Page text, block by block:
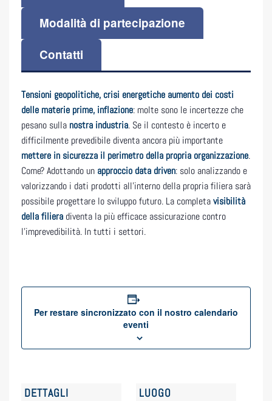
Modalità di partecipazione
Contatti
Tensioni geopolitiche, crisi energetiche aumento dei costi
delle materie prime, inflazione: molte sono le incertezze che
pesano sulla nostra industria. Se il contesto è incerto e
difficilmente prevedibile diventa ancora più importante
mettere in sicurezza il perimetro della propria organizzazione.
Come? Adottando un approccio data driven: solo analizzando e
valorizzando i dati prodotti all’interno della propria filiera sarà
possibile progettare lo sviluppo futuro. La completavisibilità
della filiera diventa la più efficace assicurazione contro
l’imprevedibilità. In tutti i settori.
Per restare sincronizzato con il nostro calendario
eventi
DETTAGLI LUOGO